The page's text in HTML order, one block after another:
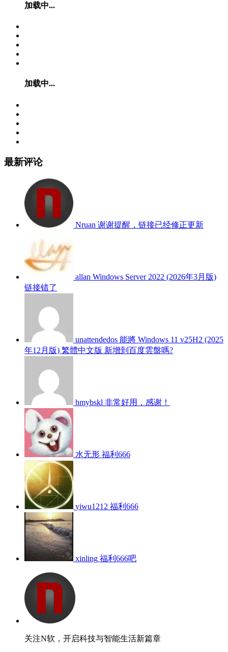
加载中...
加载中...
最新评论
Nruan 谢谢提醒，链接已经修正更新
allan Windows Server 2022 (2026年3月版)
链接错了
unattendedos 能將 Windows 11 v25H2 (2025
年12月版) 繁體中文版 新增到百度雲盤嗎?
hmybskl 非常好用，感谢！
水无形 福利666
yiwu1212 福利666
xinling 福利666吧
关注N软，开启科技与智能生活新篇章